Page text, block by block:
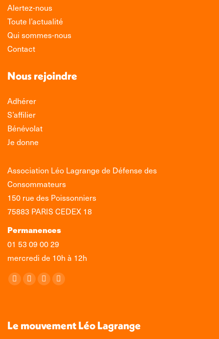
Alertez-nous
Toute l’actualité
Qui sommes-nous
Contact
Nous rejoindre
Adhérer
S’affilier
Bénévolat
Je donne
Association Léo Lagrange de Défense des
Consommateurs
150 rue des Poissonniers
75883 PARIS CEDEX 18
Permanences
01 53 09 00 29
mercredi de 10h à 12h
Retrouvez-nous sur :
La
s'ouvre
La
s'ouvre
La
s'ouvre
La
s'ouvre
Le mouvement Léo Lagrange